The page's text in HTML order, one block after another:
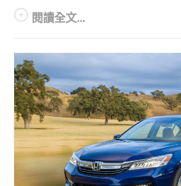
閱讀全文...